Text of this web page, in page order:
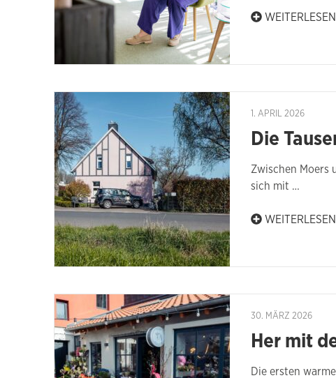
WEITERLESEN
1. APRIL 2026
Die
Zwischen Moers
sich mit …
WEITERLESEN
30. MÄRZ 2026
Her mit
Die ersten